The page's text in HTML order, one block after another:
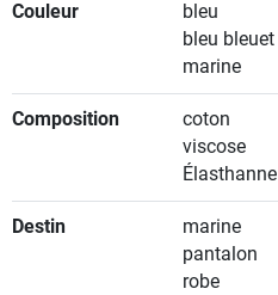
Couleur
bleu
bleu bleuet
marine
Composition
coton
viscose
Élasthanne
Destin
marine
pantalon
robe